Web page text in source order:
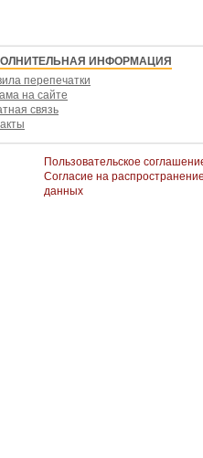
ИНФОРМАЦИЯ
перепечатки
на сайте
связь
Пользовательское
Согласие на
данных